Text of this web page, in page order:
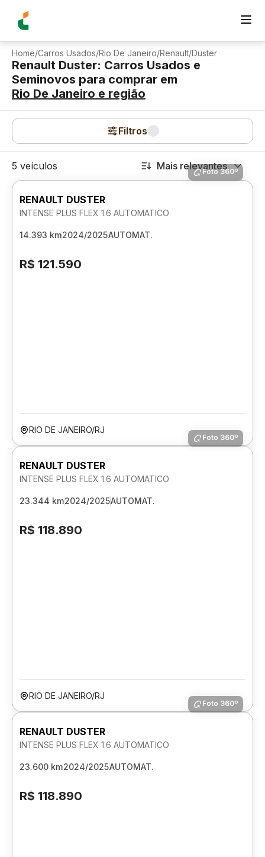
Home/Carros Usados/Rio De Janeiro/Renault/Duster
Renault Duster: Carros Usados e
Seminovos para comprar em
Rio De Janeiro e região
Filtros
5 veículos Mais relevantes
Foto 360º
RENAULT DUSTER
INTENSE PLUS FLEX 1.6 AUTOMATICO
14.393 km2024/2025AUTOMAT.
R$ 121.590
RIO DE JANEIRO/RJ
Foto 360º
RENAULT DUSTER
INTENSE PLUS FLEX 1.6 AUTOMATICO
23.344 km2024/2025AUTOMAT.
R$ 118.890
RIO DE JANEIRO/RJ
Foto 360º
RENAULT DUSTER
INTENSE PLUS FLEX 1.6 AUTOMATICO
23.600 km2024/2025AUTOMAT.
R$ 118.890